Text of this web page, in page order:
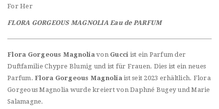
For Her
FLORA GORGEOUS MAGNOLIA Eau de PARFUM
Flora Gorgeous Magnolia von Gucci ist ein Parfum der
Duftfamilie Chypre Blumig und ist für Frauen. Dies ist ein neues
Parfum. Flora Gorgeous Magnolia ist seit 2023 erhältlich. Flora
Gorgeous Magnolia wurde kreiert von Daphné Bugey und Marie
Salamagne.